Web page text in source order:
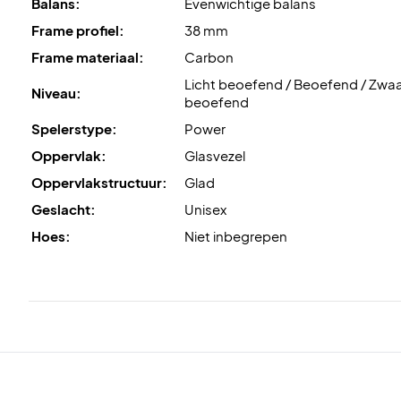
Balans:
Evenwichtige balans
Frame profiel:
38 mm
Frame materiaal:
Carbon
Niveau:
Licht beoefend / Beoefend /
beoefend
Spelerstype:
Power
Oppervlak:
Glasvezel
Oppervlakstructuur:
Glad
Geslacht:
Unisex
Hoes:
Niet inbegrepen